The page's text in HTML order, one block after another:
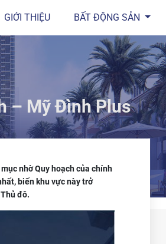
GIỚI THIỆU BẤT ĐỘNG SẢN
– Mỹ Đình Plus
nhờ Quy hoạch của chính
biến khu vực này trở
đô.